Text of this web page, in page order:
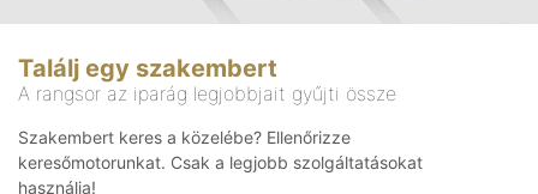
Találj egy szakembert
A rangsor az iparág legjobbjait gyűjti össze
Szakembert keres a közelébe? Ellenőrizze
keresőmotorunkat. Csak a legjobb szolgáltatásokat
használja!